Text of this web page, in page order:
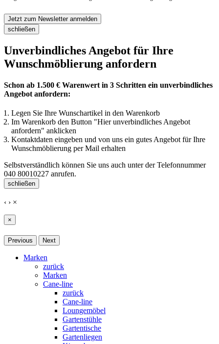
Jetzt zum Newsletter anmelden
schließen
Unverbindliches Angebot für Ihre
Wunschmöblierung anfordern
Schon ab 1.500 € Warenwert in 3 Schritten ein unverbindliches
Angebot anfordern:
Legen Sie Ihre Wunschartikel in den Warenkorb
Im Warenkorb den Button "Hier unverbindliches Angebot
anfordern" anklicken
Kontaktdaten eingeben und von uns ein gutes Angebot für Ihre
Wunschmöblierung per Mail erhalten
Selbstverständlich können Sie uns auch unter der Telefonnummer
040 80010227 anrufen.
schließen
‹ › ×
×
Previous Next
Marken
zurück
Marken
Cane-line
zurück
Cane-line
Loungemöbel
Gartenstühle
Gartentische
Gartenliegen